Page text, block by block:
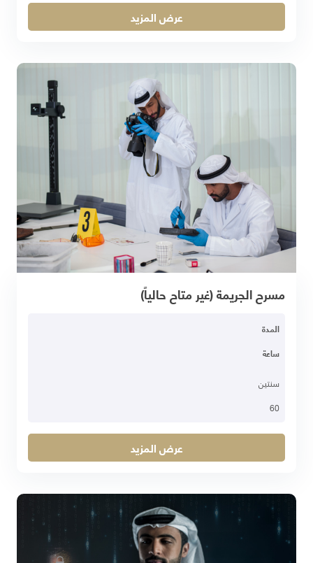
عرض المزيد
مسرح الجريمة (غير متاح حالياً)
المدة
ساعة
سنتين
60
عرض المزيد